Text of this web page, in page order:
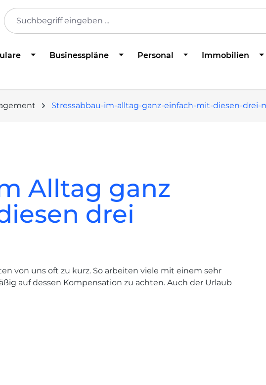
Businesspläne Personal Immobilien
Stressabbau-im-alltag-ganz-einfach-mit-diesen-drei-
Alltag ganz
drei
von uns oft zu kurz. So arbeiten viele mit einem sehr
auf dessen Kompensation zu achten. Auch der Urlaub